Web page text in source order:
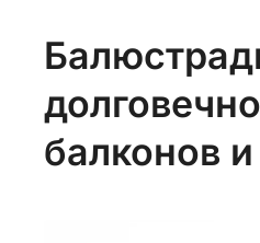
балконов